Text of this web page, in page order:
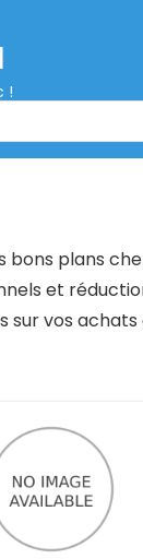
!
bons plans
et
sur vos